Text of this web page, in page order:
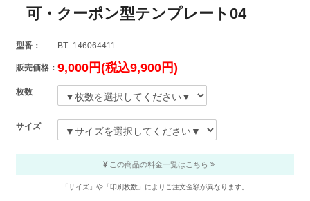
可・クーポン型テンプレート04
型番： BT_146064411
販売価格： 9,000円(税込9,900円)
枚数
サイズ
この商品の料金一覧はこちら
「サイズ」や「印刷枚数」によりご注文金額が異なります。